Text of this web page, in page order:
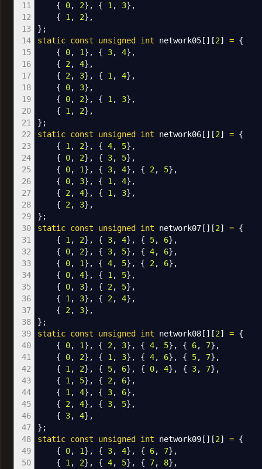
11
12
13
14
15
16
17
18
19
20
21
22
23
24
25
26
27
28
29
30
31
32
33
34
35
36
37
38
39
40
41
42
43
44
45
46
47
48
49
50
{
0, 2} , { 1, 3} ,
{
1, 2} ,
} ;
static const unsigned int network05[ ] [2] = {
{
0, 1} , { 3, 4} ,
{
2, 4} ,
{
2, 3} , { 1, 4} ,
{
0, 3} ,
{
0, 2} , { 1, 3} ,
{
1, 2} ,
} ;
static const unsigned int network06[ ] [2] = {
{
1, 2} , { 4, 5} ,
{
0, 2} , { 3, 5} ,
{
0, 1} , { 3, 4} , { 2, 5} ,
{
0, 3} , { 1, 4} ,
{
2, 4} , { 1, 3} ,
{
2, 3} ,
} ;
static const unsigned int network07[ ] [2] = {
{
1, 2} , { 3, 4} , { 5, 6} ,
{
0, 2} , { 3, 5} , { 4, 6} ,
{
0, 1} , { 4, 5} , { 2, 6} ,
{
0, 4} , { 1, 5} ,
{
0, 3} , { 2, 5} ,
{
1, 3} , { 2, 4} ,
{
2, 3} ,
} ;
static const unsigned int network08[ ] [2] = {
{
0, 1} , { 2, 3} , { 4, 5} , { 6, 7} ,
{
0, 2} , { 1, 3} , { 4, 6} , { 5, 7} ,
{
1, 2} , { 5, 6} , { 0, 4} , { 3, 7} ,
{
1, 5} , { 2, 6} ,
{
1, 4} , { 3, 6} ,
{
2, 4} , { 3, 5} ,
{
3, 4} ,
} ;
static const unsigned int network09[ ] [2] = {
{
0, 1} , { 3, 4} , { 6, 7} ,
{
1, 2} , { 4, 5} , { 7, 8} ,